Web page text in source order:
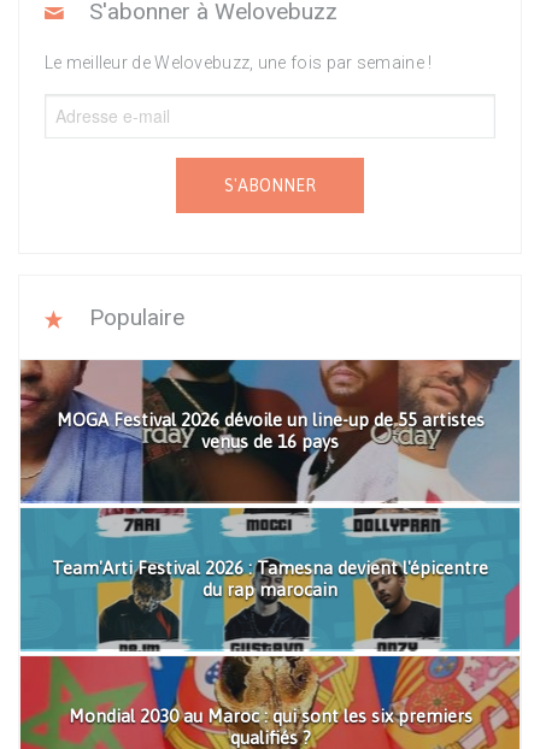
S'abonner à Welovebuzz
Le meilleur de Welovebuzz, une fois par semaine !
S'ABONNER
Populaire
MOGA Festival 2026 dévoile un line-up de 55 artistes
venus de 16 pays
Team'Arti Festival 2026 : Tamesna devient l'épicentre
du rap marocain
Mondial 2030 au Maroc : qui sont les six premiers
qualifiés ?